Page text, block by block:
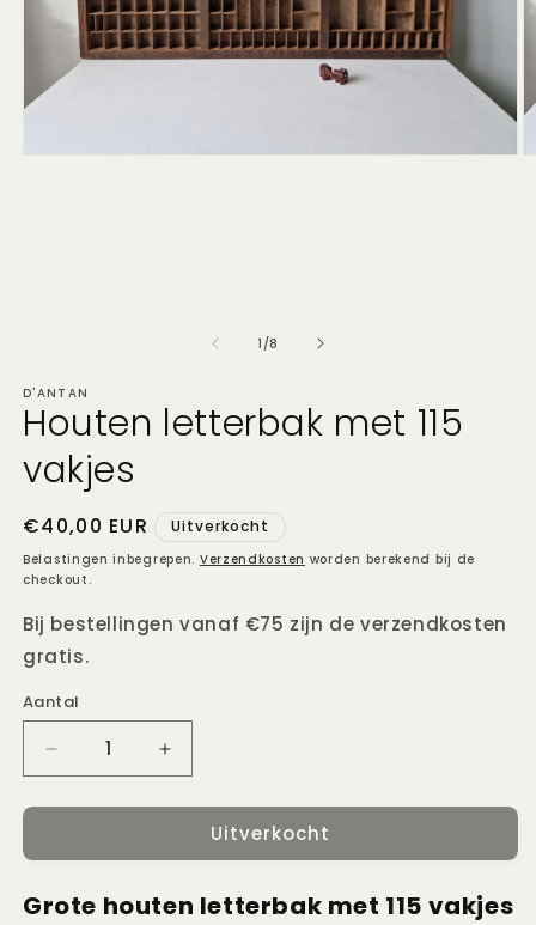
1 /van
8
D'ANTAN
Houten letterbak met 115
vakjes
Normale
prijs
€40,00 EUR Uitverkocht
Belastingen inbegrepen. Verzendkosten worden berekend bij de
checkout.
Bij bestellingen vanaf €75 zijn de verzendkosten
gratis.
Aantal
Aantal
Aantal
verlagen
voor
letterbak
115
Aantal
verhogen
voor
Houten
letterbak
115
Uitverkocht
Grote houten letterbak met 115 vakjes